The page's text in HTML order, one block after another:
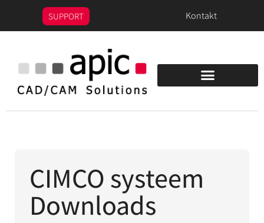
inhoud
SUPPORT Kontakt
CIMCO systeem
Downloads